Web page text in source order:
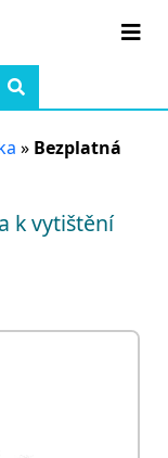
» Bezplatná
k vytištění